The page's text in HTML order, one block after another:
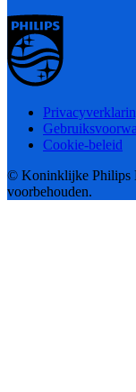
Cookie-beleid
© Koninklijke Philips
voorbehouden.